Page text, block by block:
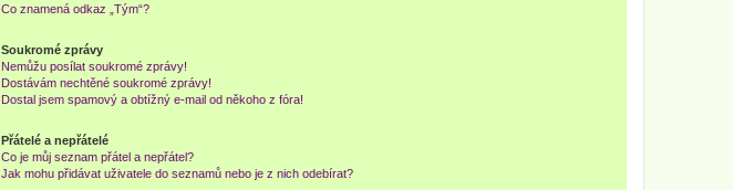
Co znamená odkaz „Tým“?
Soukromé zprávy
Nemůžu posílat soukromé zprávy!
Dostávám nechtěné soukromé zprávy!
Dostal jsem spamový a obtížný e-mail od někoho z fóra!
Přátelé a nepřátelé
Co je můj seznam přátel a nepřátel?
Jak mohu přidávat uživatele do seznamů nebo je z nich odebírat?